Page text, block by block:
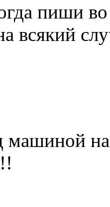
пиши во
всякий
машиной